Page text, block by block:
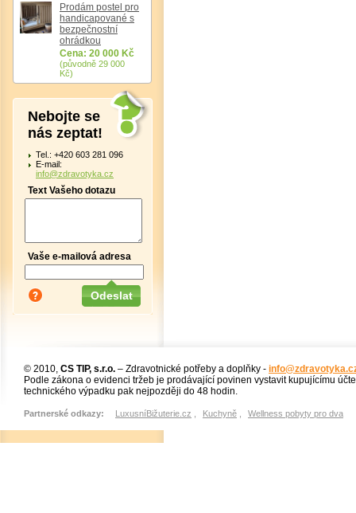
Prodám postel pro
handicapované s
bezpečnostní
ohrádkou
Cena: 20 000 Kč
(původně 29 000
Kč)
Nebojte se
nás zeptat!
Tel.: +420 603 281 096
E-mail:
info@zdravotyka.cz
Text Vašeho dotazu
Vaše e-mailová adresa
© 2010, CS TIP, s.r.o. – Zdravotnické potřeby a doplňky -
Podle zákona o evidenci tržeb je prodávající povinen vystavit kupujícímu
technického výpadku pak nejpozději do 48 hodin.
Partnerské odkazy: LuxusníBižuterie.cz Kuchyně Wellness pobyty pro dva